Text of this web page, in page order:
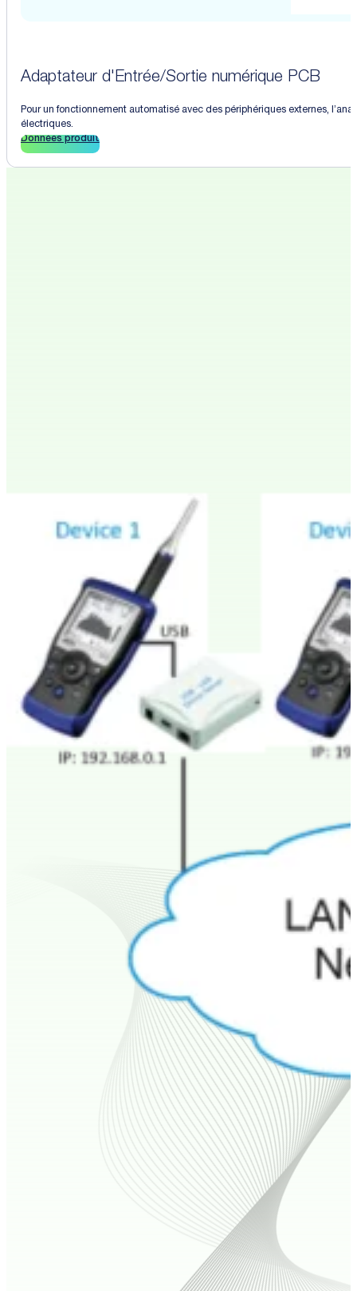
Adaptateur d'Entrée/Sortie numérique PCB
Pour un fonctionnement automatisé avec des périphériques externes,
électriques.
Données produit